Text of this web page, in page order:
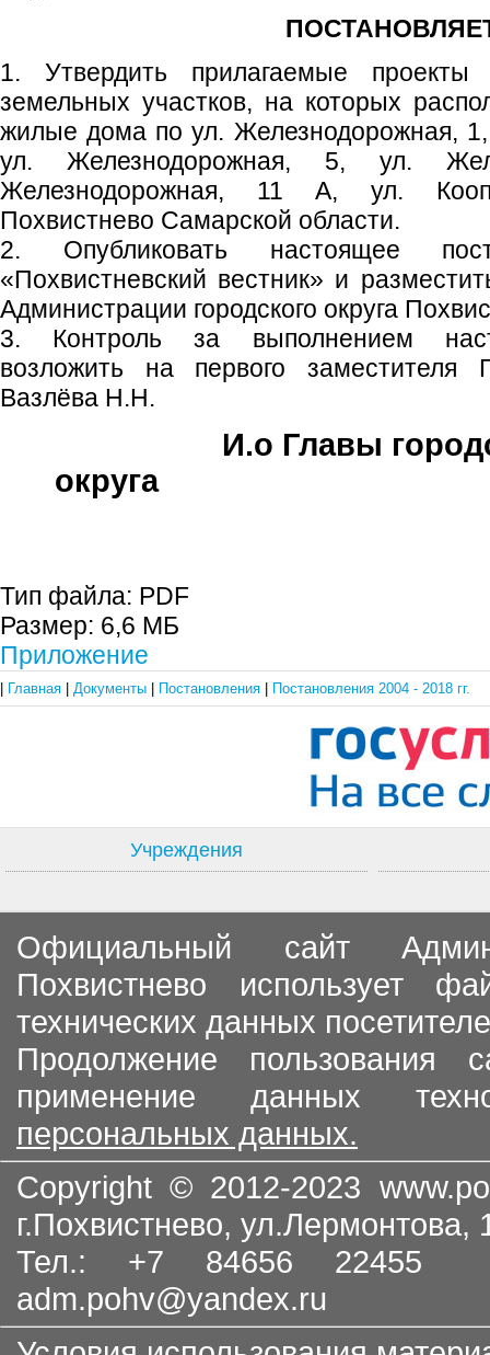
1. Утвердить прилагаемые проекты
земельных участков, на которых
жилые дома по ул. Железнодорожная,
ул. Железнодорожная, 5, ул.
Железнодорожная, 11 А, ул.
Похвистнево Самарской области.
2. Опубликовать настоящее
«Похвистневский вестник» и
Администрации городского округа
3. Контроль за выполнением
возложить на первого заместителя
Вазлёва Н.Н.
И.о Главы
округа Н.Н.
Тип файла: PDF
Размер: 6,6 МБ
Приложение
Главная Документы Постановления Постановления 2004 - 2018 гг.
Учреждения
Официальный сайт
Похвистнево использует
технических данных
Продолжение пользования
применение данных
персональных данных.
Copyright © 2012-2023
г.Похвистнево, ул.Лермонтова,
Тел.: +7 84656
adm.pohv@yandex.ru